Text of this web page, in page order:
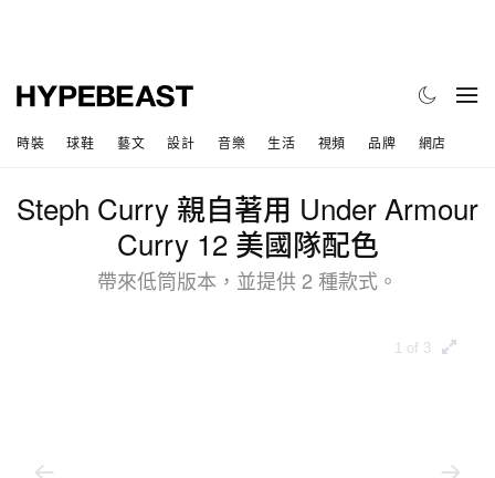
時裝 球鞋 藝文 設計 音樂 生活 視頻 品牌 網店
Steph Curry 親自著用 Under Armour
Curry 12 美國隊配色
帶來低筒版本，並提供 2 種款式。
1 of 3